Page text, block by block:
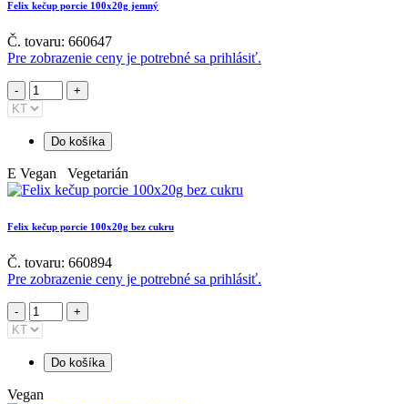
Felix kečup porcie 100x20g jemný
Č. tovaru: 660647
Pre zobrazenie ceny je potrebné sa prihlásiť.
Do košíka
E Vegan Vegetarián
Felix kečup porcie 100x20g bez cukru
Č. tovaru: 660894
Pre zobrazenie ceny je potrebné sa prihlásiť.
Do košíka
Vegan